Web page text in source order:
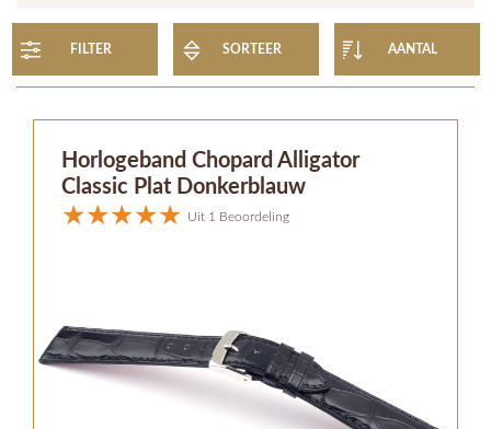
FILTER SORTEER AANTAL
Horlogeband Chopard Alligator
Classic Plat Donkerblauw
Uit 1 Beoordeling